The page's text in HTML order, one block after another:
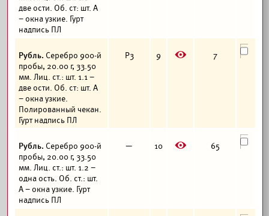
две ости. Об. ст: шт. А
– окна узкие. Гурт
надпись ПЛ
Рубль. Серебро 900-й
пробы, 20.00 г, 33.50
мм. Лиц. ст.: шт. 1.1 –
две ости. Об. ст: шт. А
– окна узкие.
Полированный чекан.
Гурт надпись ПЛ
Р3 9 E 7
Рубль. Серебро 900-й
пробы, 20.00 г, 33.50
мм. Лиц. ст.: шт. 1.2 –
одна ость. Об. ст.: шт.
А – окна узкие. Гурт
надпись ПЛ
— 10 E 65